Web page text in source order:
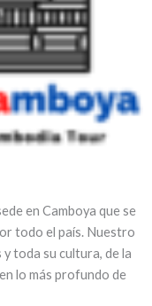
en Camboya que se
todo el país. Nuestro
toda su cultura, de la
lo más profundo de